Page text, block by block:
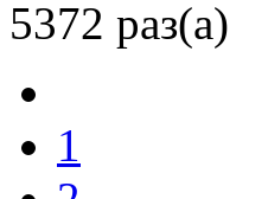
5372 раз(а)
1